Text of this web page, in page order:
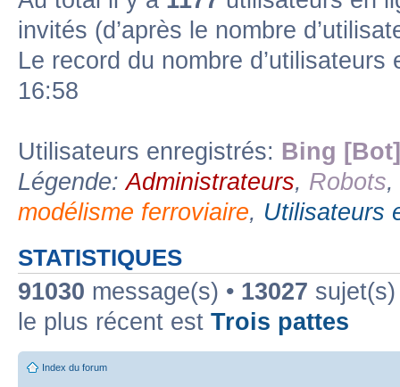
Forum lien Sous-forum lu Sous-forum non lu
invités (d’après le nombre
Le record du nombre
16:58
Utilisateurs enregistrés: Bing [Bot]
Légende:Administrateurs, Robots,
modélisme ferroviaire, Utilisateurs
STATISTIQUES
91030 message(s) • 13027
le plus récent est Trois pattes
Index du forum